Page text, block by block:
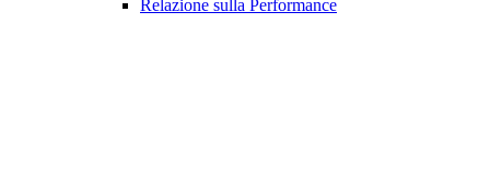
Relazione sulla Performance